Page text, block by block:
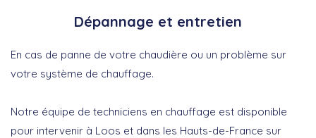
Dépannage et entretien
En cas de panne de votre chaudière ou un problème sur
votre système de chauffage.
Notre équipe de techniciens en chauffage est disponible
pour intervenir à Loos et dans les Hauts-de-France sur